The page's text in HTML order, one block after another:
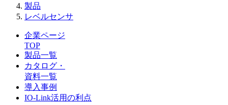
製品
レベルセンサ
企業ページ
TOP
製品一覧
カタログ・
資料一覧
導入事例
IO-Link活用の利点